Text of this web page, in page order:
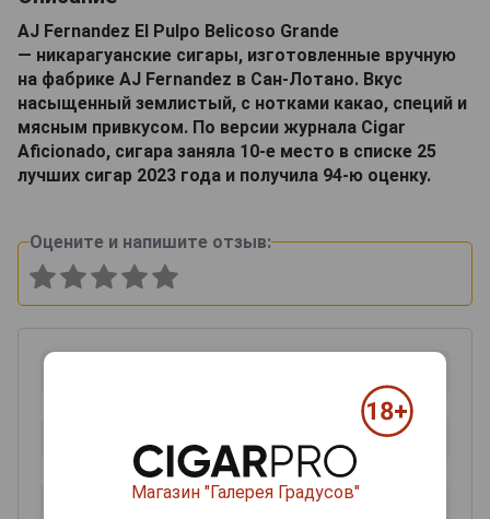
AJ Fernandez El Pulpo Belicoso Grande
— никарагуанские сигары, изготовленные вручную
на фабрике AJ Fernandez в Сан-Лотано. Вкус
насыщенный землистый, с нотками какао, специй и
мясным привкусом. По версии журнала Cigar
Aficionado, сигара заняла 10-е место в списке 25
лучших сигар 2023 года и получила 94-ю оценку.
Оцените и напишите отзыв:
Магазин "Галерея Градусов"